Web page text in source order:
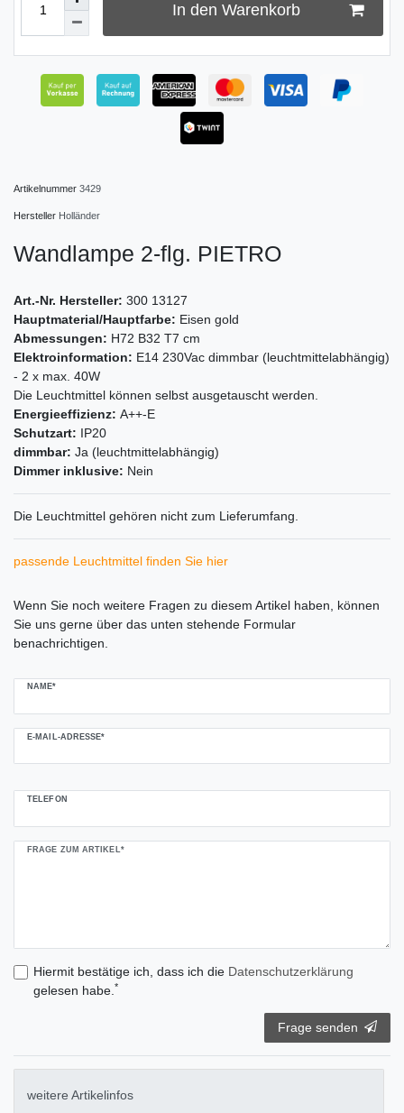
In den Warenkorb
Artikelnummer 3429
Hersteller Holländer
Wandlampe 2-flg. PIETRO
Art.-Nr. Hersteller: 300 13127
Hauptmaterial/Hauptfarbe: Eisen gold
Abmessungen: H72 B32 T7 cm
Elektroinformation: E14 230Vac dimmbar (leuchtmittelabhängig)
- 2 x max. 40W
Die Leuchtmittel können selbst ausgetauscht werden.
Energieeffizienz: A++-E
Schutzart: IP20
dimmbar: Ja (leuchtmittelabhängig)
Dimmer inklusive: Nein
Die Leuchtmittel gehören nicht zum Lieferumfang.
passende Leuchtmittel finden Sie hier
Wenn Sie noch weitere Fragen zu diesem Artikel haben, können
Sie uns gerne über das unten stehende Formular
benachrichtigen.
NAME*
E-MAIL-ADRESSE*
TELEFON
FRAGE ZUM ARTIKEL*
Hiermit bestätige ich, dass ich die Daten­schutz­erklärung
gelesen habe. *
Frage senden
weitere Artikelinfos